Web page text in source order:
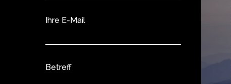
Ihre E-Mail
Betreff